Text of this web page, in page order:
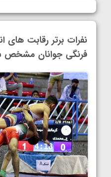
نفرات برتر رقابت های
فرنگی جوانان مشخص